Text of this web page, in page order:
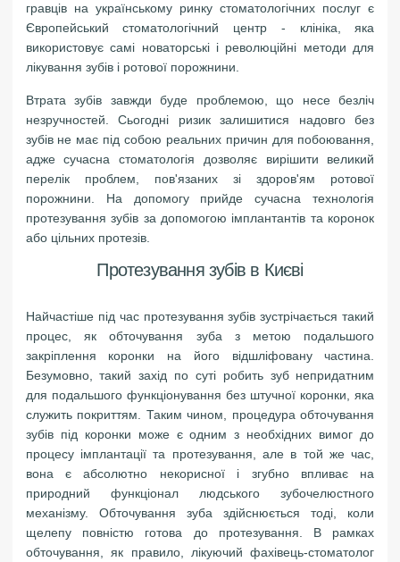
гравців на українському ринку стоматологічних послуг є
Європейський стоматологічний центр - клініка, яка
використовує самі новаторські і революційні методи для
лікування зубів і ротової порожнини.
Втрата зубів завжди буде проблемою, що несе безліч
незручностей. Сьогодні ризик залишитися надовго без
зубів не має під собою реальних причин для побоювання,
адже сучасна стоматологія дозволяє вирішити великий
перелік проблем, пов'язаних зі здоров'ям ротової
порожнини. На допомогу прийде сучасна технологія
протезування зубів за допомогою імплантантів та коронок
або цільних протезів.
Протезування зубів в Києві
Найчастіше під час протезування зубів зустрічається такий
процес, як обточування зуба з метою подальшого
закріплення коронки на його відшліфовану частина.
Безумовно, такий захід по суті робить зуб непридатним
для подальшого функціонування без штучної коронки, яка
служить покриттям. Таким чином, процедура обточування
зубів під коронки може є одним з необхідних вимог до
процесу імплантації та протезування, але в той же час,
вона є абсолютно некорисної і згубно впливає на
природний функціонал людського зубочелюстного
механізму. Обточування зуба здійснюється тоді, коли
щелепу повністю готова до протезування. В рамках
обточування, як правило, лікуючий фахівець-стоматолог